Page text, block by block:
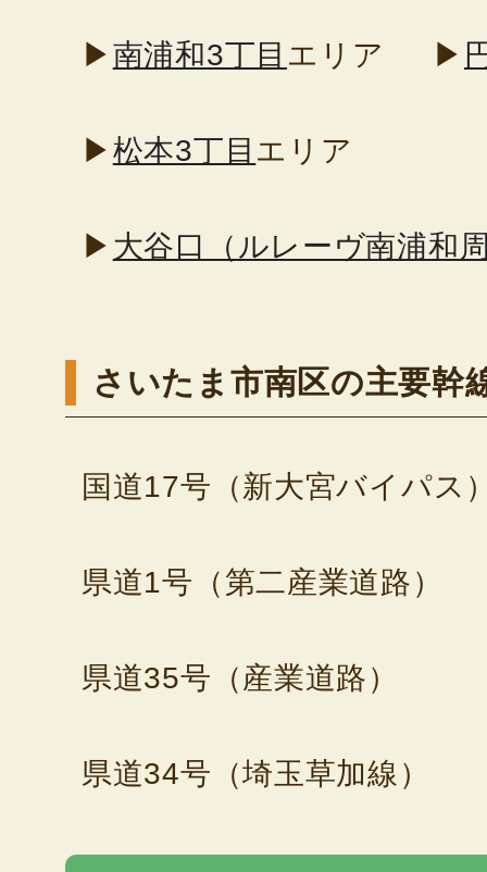
▶南浦和3丁目 エリア ▶
▶松本3丁目 エリア
▶ 大谷口（ルレーヴ南浦和
さいたま市南区の主要幹
国道17号（新大宮バイパス
県道1号（第二産業道路）
県道35号（産業道路）
県道34号（埼玉草加線）